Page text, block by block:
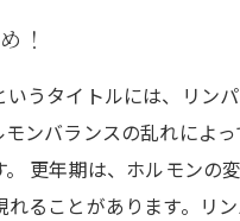
！
うタイトルには、リン
ンバランスの乱れによ
更年期は、ホルモンの
ることがあります。リ